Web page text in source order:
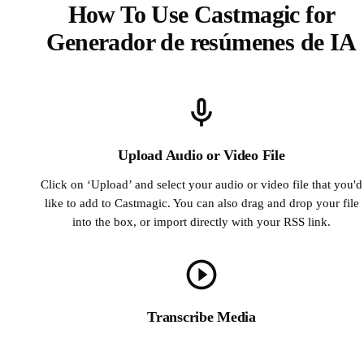
How To Use Castmagic for
Generador de resúmenes de IA
Upload Audio or Video File
Click on ‘Upload’ and select your audio or video file that you'd
like to add to Castmagic. You can also drag and drop your file
into the box, or import directly with your RSS link.
Transcribe Media